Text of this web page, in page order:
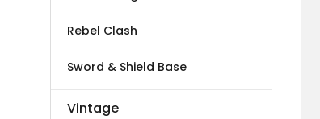
Rebel Clash
Sword & Shield Base
Vintage